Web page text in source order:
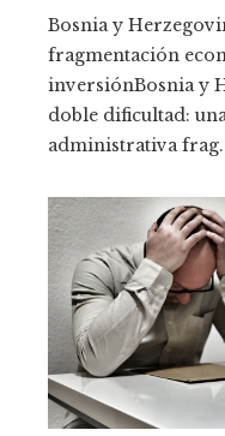
Bosnia y
fragmentación
inversiónBosnia y
doble dificultad:
administrativa